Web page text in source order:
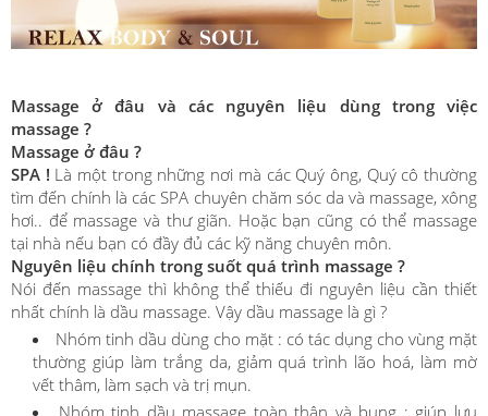
Massage ở đâu và các nguyên liệu dùng trong việc
massage ?
Massage ở đâu ?
SPA ! Là một trong những nơi mà các Quý ông, Quý cô thường
tìm đến chính là các SPA chuyên chăm sóc da và massage, xông
hơi.. để massage và thư giãn. Hoặc bạn cũng có thể massage
tại nhà nếu bạn có đầy đủ các kỹ năng chuyên môn.
Nguyên liệu chính trong suốt quá trình massage ?
Nói đến massage thì không thể thiếu đi nguyên liệu cần thiết
nhất chính là dầu massage. Vậy dầu massage là gì ?
Nhóm tinh dầu dùng cho mặt : có tác dụng cho vùng mặt
thường giúp làm trắng da, giảm quá trình lão hoá, làm mờ
vết thâm, làm sạch và trị mụn.
Nhóm tinh dầu massage toàn thân và bụng : giúp lưu